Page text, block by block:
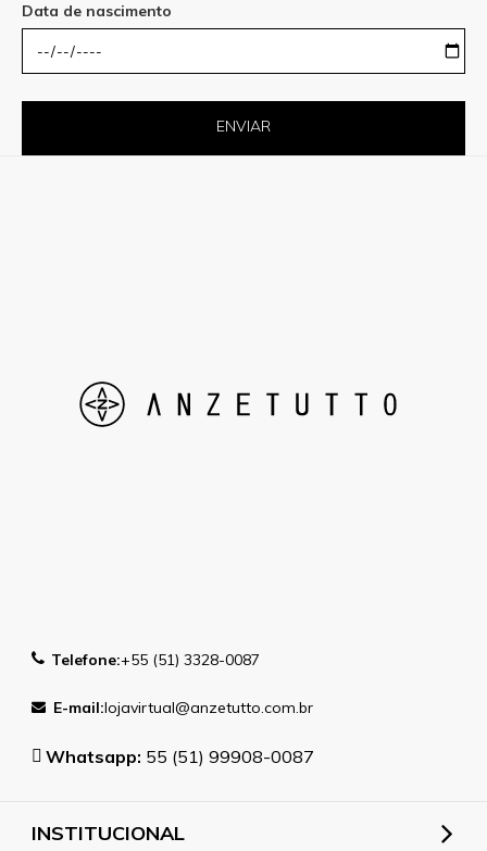
Data de nascimento
ENVIAR
Telefone:+55 (51) 3328-0087
E-mail:lojavirtual@anzetutto.com.br
Whatsapp: 55 (51) 99908-0087
INSTITUCIONAL